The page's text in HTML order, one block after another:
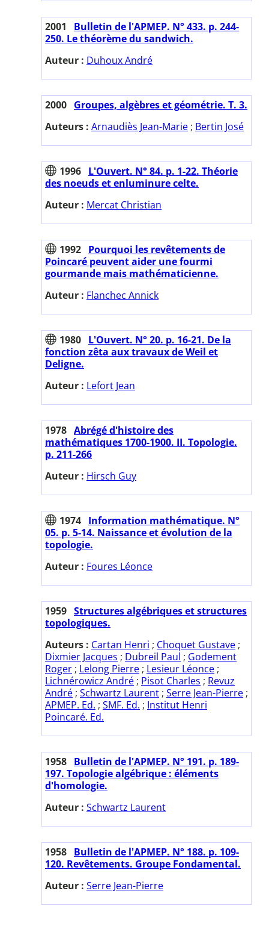
2001
Bulletin de l'APMEP. N° 433. p. 244-
250. Le théorème du sandwich.
Auteur : Duhoux André
2000 Groupes, algèbres et géométrie. T. 3.
Auteurs : Arnaudiès Jean-Marie ; Bertin José
1996 L'Ouvert. N° 84. p. 1-22. Théorie
des noeuds et enluminure celte.
Auteur : Mercat Christian
1992 Pourquoi les revêtements de
Poincaré peuvent aider une fourmi
gourmande mais mathématicienne.
Auteur : Flanchec Annick
1980 L'Ouvert. N° 20. p. 16-21. De la
fonction zêta aux travaux de Weil et
Deligne.
Auteur : Lefort Jean
1978 Abrégé d'histoire des
mathématiques 1700-1900. II. Topologie.
p. 211-266
Auteur : Hirsch Guy
1974 Information mathématique. N°
05. p. 5-14. Naissance et évolution de la
topologie.
Auteur : Foures Léonce
1959 Structures algébriques et structures
topologiques.
Auteurs : Cartan Henri ; Choquet Gustave ;
Dixmier Jacques ; Dubreil Paul ; Godement
Roger ; Lelong Pierre ; Lesieur Léonce ;
Lichnérowicz André ; Pisot Charles ; Revuz
André ; Schwartz Laurent ; Serre Jean-Pierre ;
APMEP. Ed. ; SMF. Ed. ; Institut Henri
Poincaré. Ed.
1958 Bulletin de l'APMEP. N° 191. p. 189-
197. Topologie algébrique : éléments
d'homologie.
Auteur : Schwartz Laurent
1958 Bulletin de l'APMEP. N° 188. p. 109-
120. Revêtements. Groupe Fondamental.
Auteur : Serre Jean-Pierre